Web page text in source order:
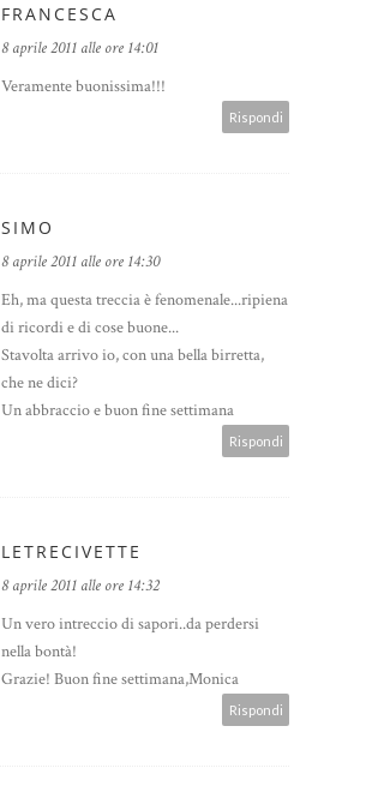
FRANCESCA
8 aprile 2011 alle ore 14:01
Veramente buonissima!!!
Rispondi
SIMO
8 aprile 2011 alle ore 14:30
Eh, ma questa treccia è fenomenale...ripiena
di ricordi e di cose buone...
Stavolta arrivo io, con una bella birretta,
che ne dici?
Un abbraccio e buon fine settimana
Rispondi
LETRECIVETTE
8 aprile 2011 alle ore 14:32
Un vero intreccio di sapori..da perdersi
nella bontà!
Grazie! Buon fine settimana,Monica
Rispondi